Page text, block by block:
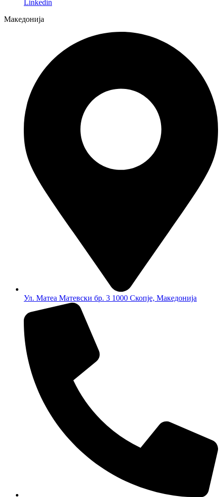
Linkedin
Македонија
Ул. Матеа Матевски бр. 3 1000 Скопје, Македонија